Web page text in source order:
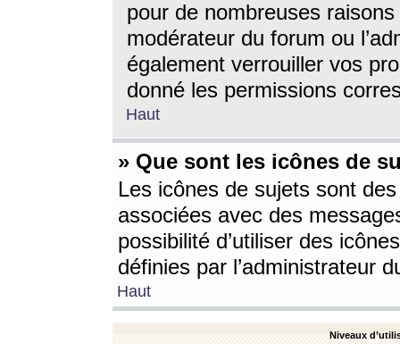
pour de nombreuses
modérateur du forum ou
également verrouiller vos
donné les permissions
Haut
» Que sont les icônes de
Les icônes de sujets sont
associées avec des
possibilité d’utiliser des
définies par l’administrateur
Haut
Niveaux